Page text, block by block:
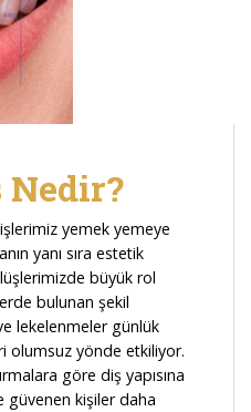
işlerimiz yemek yemeye
yanı sıra estetik
büyük rol
bulunan şekil
lekelenmeler günlük
olumsuz yönde etkiliyor.
göre diş yapısına
güvenen kişiler daha